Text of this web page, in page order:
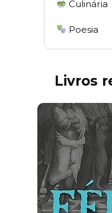
Culinária
Poesia
Livros